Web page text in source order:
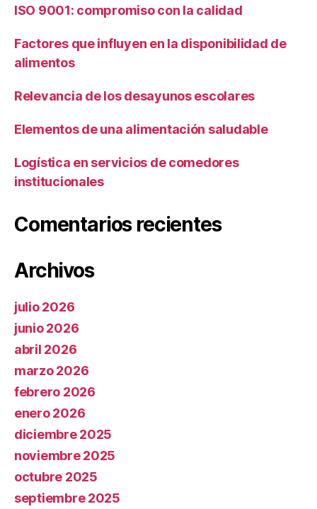
ISO 9001: compromiso con la calidad
Factores que influyen en la disponibilidad de
alimentos
Relevancia de los desayunos escolares
Elementos de una alimentación saludable
Logística en servicios de comedores
institucionales
Comentarios recientes
Archivos
julio 2026
junio 2026
abril 2026
marzo 2026
febrero 2026
enero 2026
diciembre 2025
noviembre 2025
octubre 2025
septiembre 2025